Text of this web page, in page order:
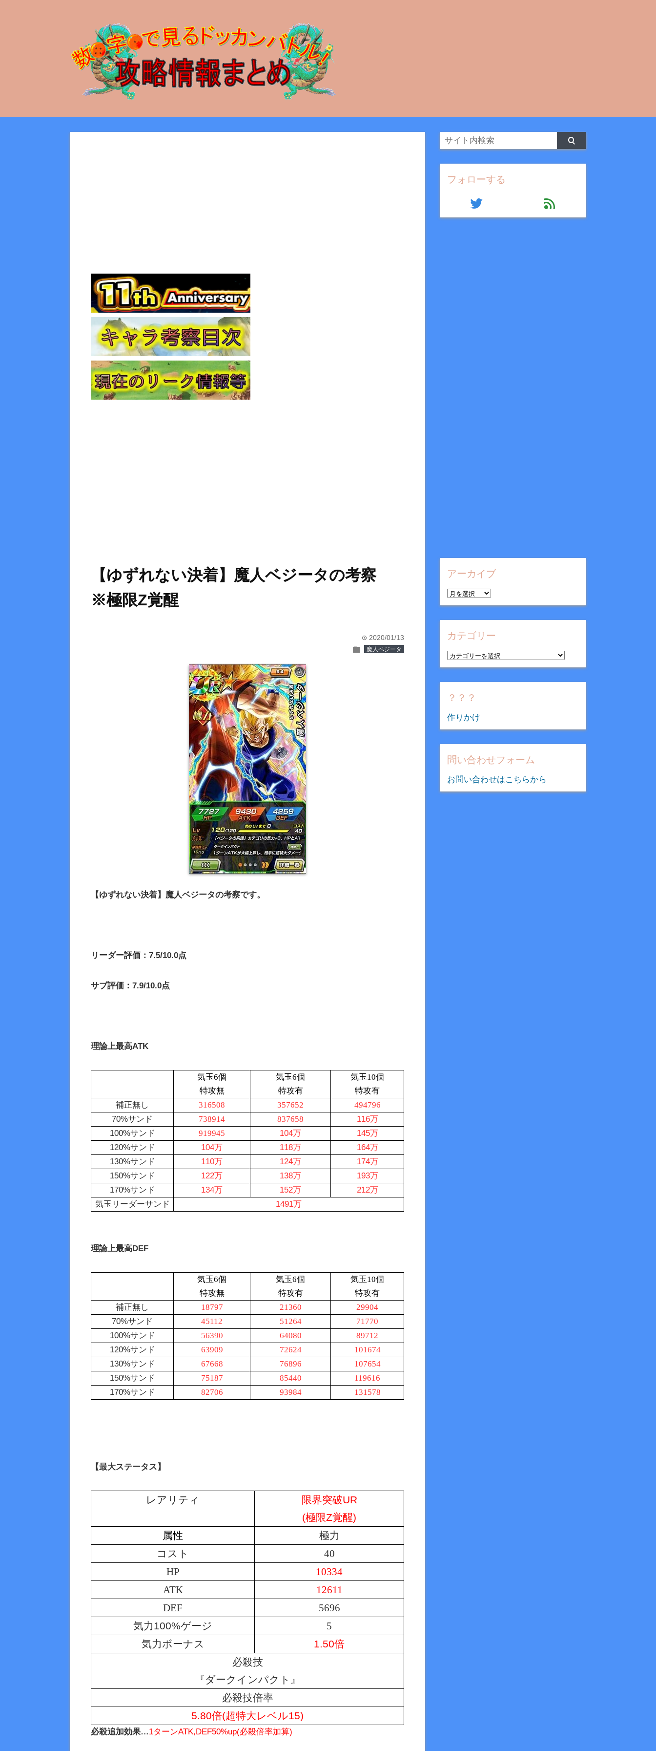
【ゆずれない決着】魔人ベジータの考察
※極限Z覚醒
time 2020/01/13
folder 魔人ベジータ
【ゆずれない決着】魔人ベジータの考察です。
リーダー評価：7.5/10.0点
サブ評価：7.9/10.0点
理論上最高ATK
気玉6個
特攻無
気玉6個
特攻有
気玉10個
特攻有
補正無し
316508 357652
494796
70%サンド
738914 837658
116万
100%サンド
919945 104万
145万
120%サンド
104万 118万
164万
130%サンド
110万 124万
174万
150%サンド
122万 138万
193万
170%サンド
134万 152万
212万
気玉リーダーサンド
1491万
理論上最高DEF
気玉6個
特攻無
気玉6個
特攻有
気玉10個
特攻有
補正無し
18797 21360
29904
70%サンド
45112 51264
71770
100%サンド
56390 64080
89712
120%サンド
63909 72624
101674
130%サンド
67668 76896
107654
150%サンド
75187 85440
119616
170%サンド
82706 93984 131578
【最大ステータス】
レアリティ
限界突破UR
(極限Z覚醒)
属性
極力
コスト
40
HP
10334
ATK
12611
DEF
5696
気力100%ゲージ
5
気力ボーナス
1.50倍
必殺技
『ダークインパクト』
必殺技倍率
5.80倍(超特大レベル15)
必殺追加効果…1ターンATK,DEF50%up(必殺倍率加算)
フォローする
twitter feed
アーカイブ
ア
ー
カ
イ
カテゴリー
カ
テ
ゴ
リ
？？？
作りかけ
問い合わせフォーム
お問い合わせはこちらから